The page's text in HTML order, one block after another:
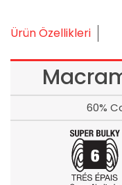
Ürün Özellikleri
60%